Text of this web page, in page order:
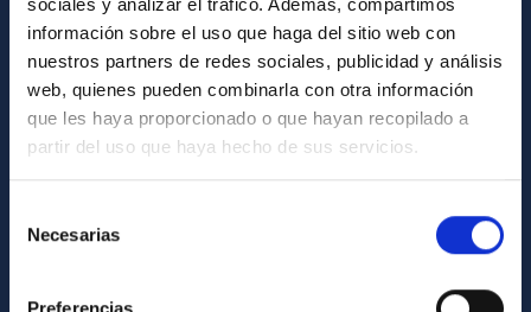
información sobre el uso que haga del sitio web con
nuestros partners de redes sociales, publicidad y análisis
web, quienes pueden combinarla con otra información
que les haya proporcionado o que hayan recopilado a
partir del uso que haya hecho de sus servicios.
Necesarias
Cómo llegar al IAC
Directorio de personal
Biblioteca
Registro general
Legislación